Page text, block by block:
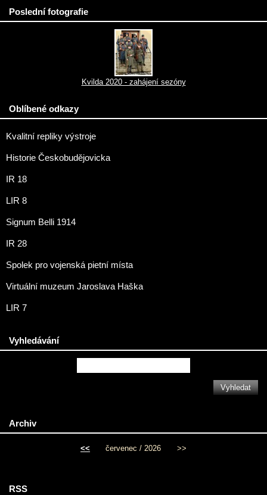
Poslední fotografie
Kvilda 2020 - zahájení sezóny
Oblíbené odkazy
Kvalitní repliky výstroje
Historie Českobudějovicka
IR 18
LIR 8
Signum Belli 1914
IR 28
Spolek pro vojenská pietní místa
Virtuální muzeum Jaroslava Haška
LIR 7
Vyhledávání
Archiv
<< červenec / 2026 >>
RSS